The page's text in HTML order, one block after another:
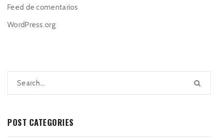
Feed de comentarios
WordPress.org
POST CATEGORIES